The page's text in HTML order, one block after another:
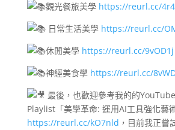
觀光餐旅美學 https://reurl.cc/
日常生活美學 https://reurl.cc/
休閒美學 https://reurl.cc/9vOD1j
神經美食學 https://reurl.cc/
最後，也歡迎參考我的的
Playlist「美學革命: 運用AI工具強化藝
https://reurl.cc/kO7nld ，目前我正嘗